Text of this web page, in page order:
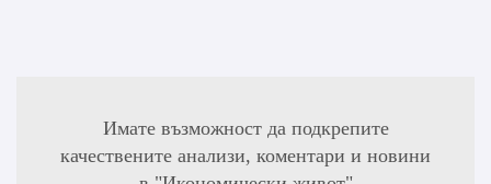
Имате възможност да подкрепите
качествените анализи, коментари и новини